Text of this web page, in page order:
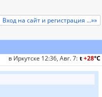
Вход на сайт и регистрация ...»»
в Иркутске 12:36, Авг. 7: t+28°C